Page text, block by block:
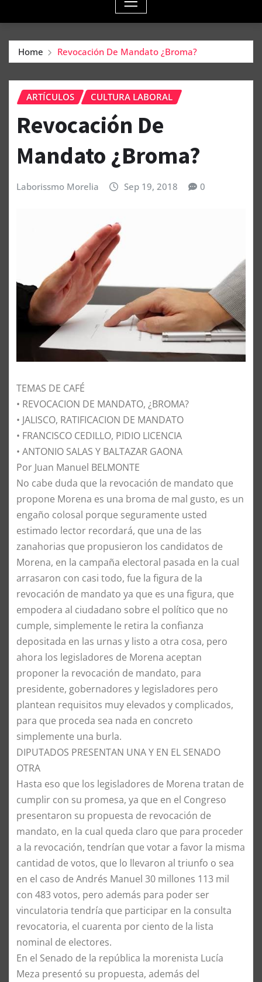
Home Revocación De Mandato ¿Broma?
ARTÍCULOS CULTURA LABORAL
Revocación De
Mandato ¿Broma?
Laborissmo Morelia Sep 19, 2018 0
TEMAS DE CAFÉ
• REVOCACION DE MANDATO, ¿BROMA?
• JALISCO, RATIFICACION DE MANDATO
• FRANCISCO CEDILLO, PIDIO LICENCIA
• ANTONIO SALAS Y BALTAZAR GAONA
Por Juan Manuel BELMONTE
No cabe duda que la revocación de mandato que
propone Morena es una broma de mal gusto, es un
engaño colosal porque seguramente usted
estimado lector recordará, que una de las
zanahorias que propusieron los candidatos de
Morena, en la campaña electoral pasada en la cual
arrasaron con casi todo, fue la figura de la
revocación de mandato ya que es una figura, que
empodera al ciudadano sobre el político que no
cumple, simplemente le retira la confianza
depositada en las urnas y listo a otra cosa, pero
ahora los legisladores de Morena aceptan
proponer la revocación de mandato, para
presidente, gobernadores y legisladores pero
plantean requisitos muy elevados y complicados,
para que proceda sea nada en concreto
simplemente una burla.
DIPUTADOS PRESENTAN UNA Y EN EL SENADO
OTRA
Hasta eso que los legisladores de Morena tratan de
cumplir con su promesa, ya que en el Congreso
presentaron su propuesta de revocación de
mandato, en la cual queda claro que para proceder
a la revocación, tendrían que votar a favor la misma
cantidad de votos, que lo llevaron al triunfo o sea
en el caso de Andrés Manuel 30 millones 113 mil
con 483 votos, pero además para poder ser
vinculatoria tendría que participar en la consulta
revocatoria, el cuarenta por ciento de la lista
nominal de electores.
En el Senado de la república la morenista Lucía
Meza presentó su propuesta, además del